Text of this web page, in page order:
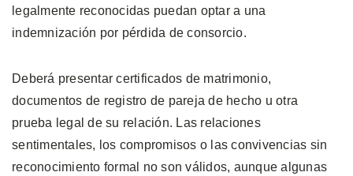
legalmente reconocidas puedan optar a una
indemnización por pérdida de consorcio.
Deberá presentar certificados de matrimonio,
documentos de registro de pareja de hecho u otra
prueba legal de su relación. Las relaciones
sentimentales, los compromisos o las convivencias sin
reconocimiento formal no son válidos, aunque algunas